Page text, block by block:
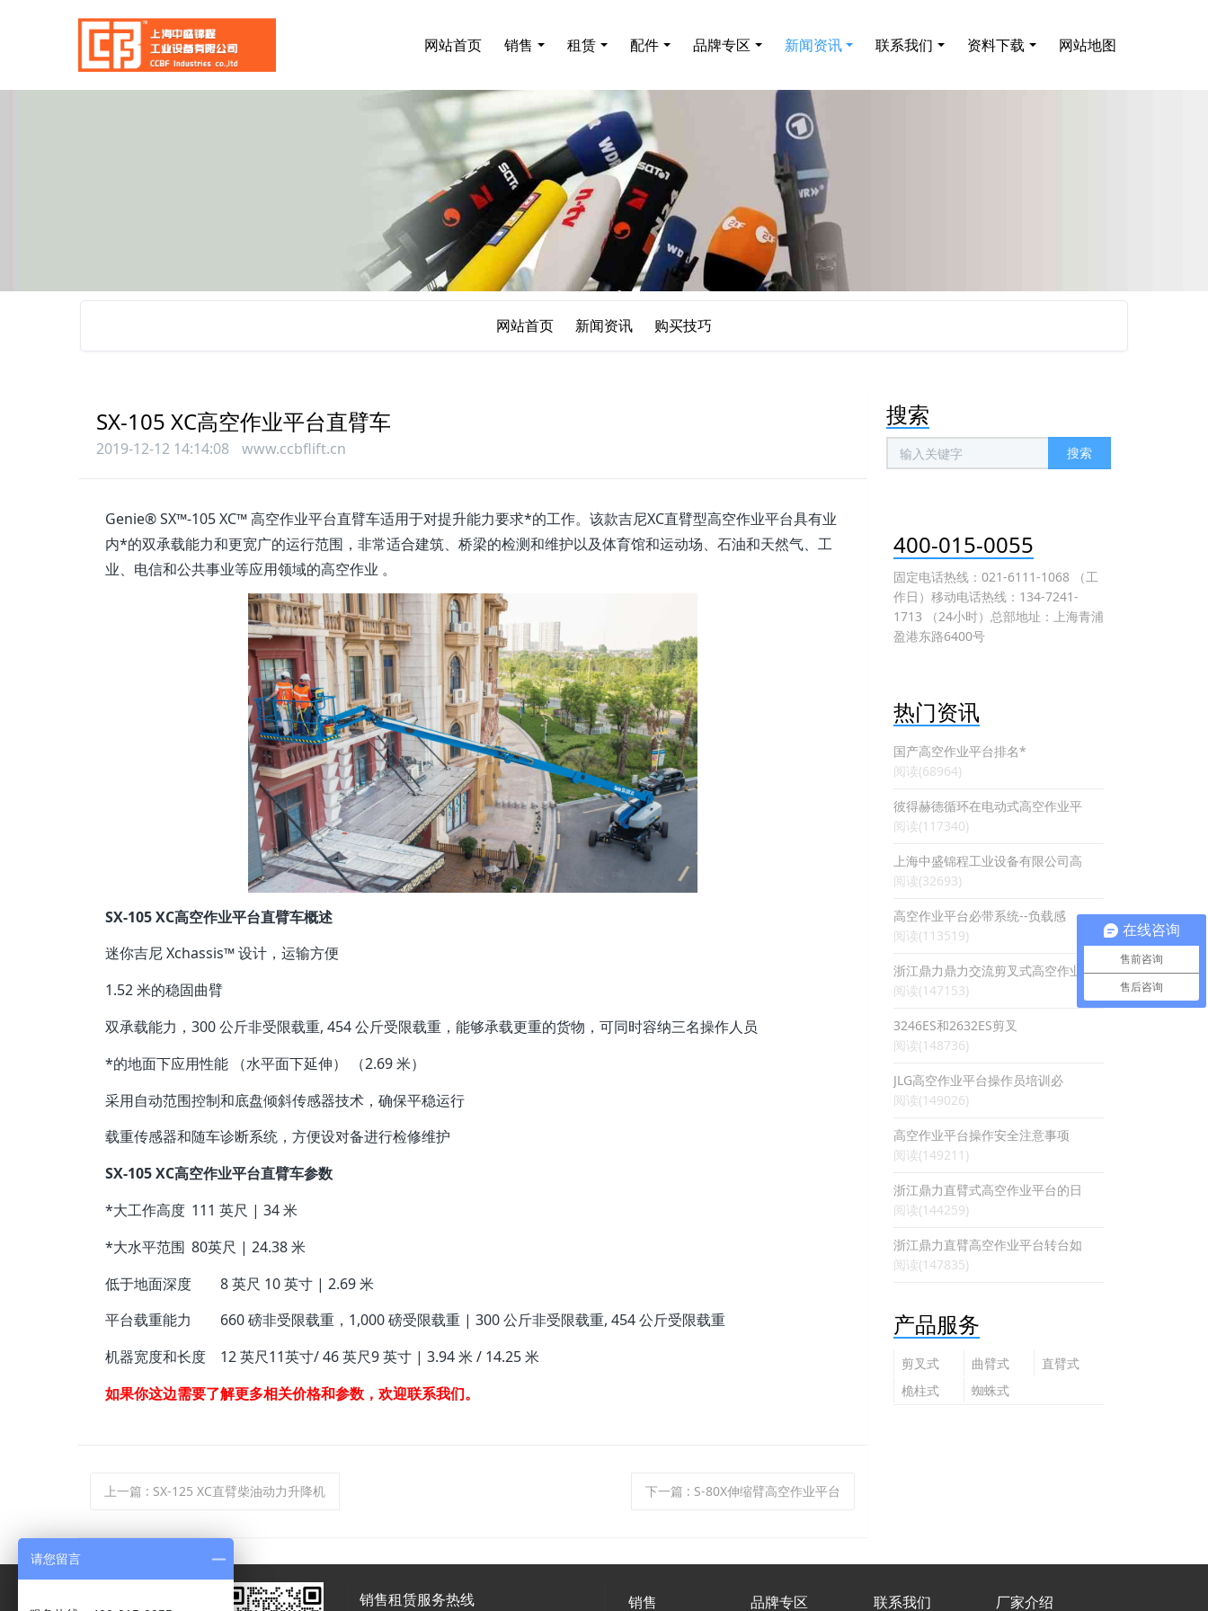
网站首页 销售 租赁 配件 品牌专区 新闻资讯 联系我们 资料下载 网站地图
网站首页 新闻资讯 购买技巧
SX-105 XC高空作业平台直臂车
2019-12-12 14:14:08 www.ccbflift.cn
Genie® SX™-105 XC™ 高空作业平台直臂车适用于对提升能力要求*的工作。该款吉尼XC直臂型高空作业平台具有业
内*的双承载能力和更宽广的运行范围，非常适合建筑、桥梁的检测和维护以及体育馆和运动场、石油和天然气、工
业、电信和公共事业等应用领域的高空作业 。
SX-105 XC高空作业平台直臂车概述
迷你吉尼 Xchassis™ 设计，运输方便
1.52 米的稳固曲臂
双承载能力，300 公斤非受限载重, 454 公斤受限载重，能够承载更重的货物，可同时容纳三名操作人员
*的地面下应用性能 （水平面下延伸） （2.69 米）
采用自动范围控制和底盘倾斜传感器技术，确保平稳运行
载重传感器和随车诊断系统，方便设对备进行检修维护
SX-105 XC高空作业平台直臂车参数
*大工作高度 111 英尺 | 34 米
*大水平范围 80英尺 | 24.38 米
低于地面深度
8 英尺 10 英寸 | 2.69 米
平台载重能力
660 磅非受限载重，1,000 磅受限载重 | 300 公斤非受限载重, 454 公斤受限载重
机器宽度和长度
12 英尺11英寸/ 46 英尺9 英寸 | 3.94 米 / 14.25 米
如果你这边需要了解更多相关价格和参数，欢迎联系我们。
上一篇 : SX-125 XC直臂柴油动力升降机 下一篇 : S-80X伸缩臂高空作业平台
搜索
搜索
400-015-0055
固定电话热线：021-6111-1068 （工
作日）移动电话热线：134-7241-
1713 （24小时）总部地址：上海青浦
盈港东路6400号
热门资讯
国产高空作业平台排名*
阅读(68964)
彼得赫德循环在电动式高空作业平
阅读(117340)
上海中盛锦程工业设备有限公司高
阅读(32693)
高空作业平台必带系统--负载感
阅读(113519)
浙江鼎力鼎力交流剪叉式高空作业
阅读(147153)
3246ES和2632ES剪叉
阅读(148736)
JLG高空作业平台操作员培训必
阅读(149026)
高空作业平台操作安全注意事项
阅读(149211)
浙江鼎力直臂式高空作业平台的日
阅读(144259)
浙江鼎力直臂高空作业平台转台如
阅读(147835)
产品服务
剪叉式
高空作
业平台
曲臂式
高空作
业平台
直臂式
桅柱式
蜘蛛式
销售租赁服务热线 销售 品牌专区 联系我们 厂家介绍
在线咨询
售前咨询
售后咨询
请您留言